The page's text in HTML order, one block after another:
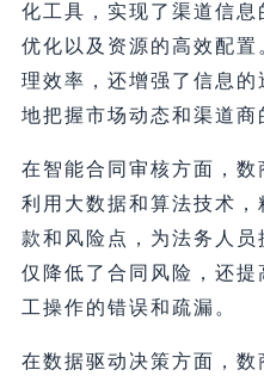
化工具，实现了渠道信
优化以及资源的高效配
理效率，还增强了信息
地把握市场动态和渠道商
在智能合同审核方面，
利用大数据和算法技术
款和风险点，为法务人
仅降低了合同风险，还提
工操作的错误和疏漏。
在数据驱动决策方面，